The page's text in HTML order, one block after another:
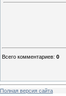
Всего комментариев: 0
Полная версия сайта